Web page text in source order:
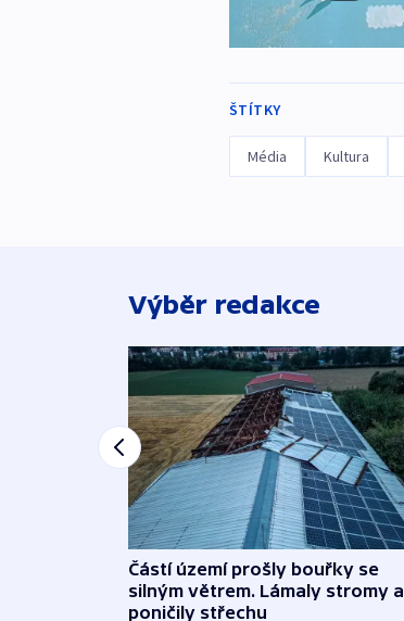
ŠTÍTKY
Média Kultura
Výběr redakce
Částí území prošly bouřky se
silným větrem. Lámaly stromy a
poničily střechu